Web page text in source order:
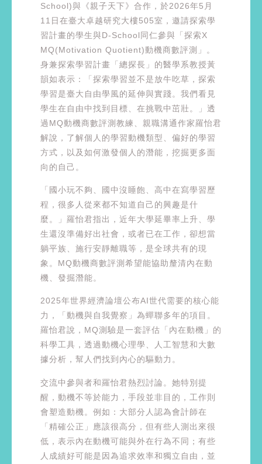
School)與《親子天下》合作，於2026年5月
11日在臺大卓越研究大樓505室，邀請探索學
習計畫的學生與D-School同仁參與「探索X
MQ(Motivation Quotient)動機商數評測」。
身兼探索學習計畫「總探長」的醫學系教授黃
韻如表示：「探索學習並不是放牛吃草，探索
學習是臺大自由學風的延伸與實踐。我們看見
學生在自由中找到目標、在挑戰中茁壯。」透
過MQ動機商數評測教練、親職溝通作家羅怡君
解說，了解個人的學習動機類型、偏好的學習
方式，以及如何激發個人的潛能，挖掘更多面
向的自己。
「國小玩不夠、國中沒睡飽、高中在寫學習歷
程，很多人從來都不知道自己的興趣是什
麼。」羅怡君指出，近年大學延畢率上升、學
生還沒準備好出社會，或者已在工作，卻想當
躺平族、施行安靜離職等，是全球共有的現
象。MQ動機商數評測希望能協助釐清內在動
機、發掘潛能。
2025年世界經濟論壇公布AI世代需要的核心能
力，「動機與自我覺察」為蟬聯多年的項目。
羅怡君說，MQ測驗是一套評估「內在動機」的
科學工具，透過動機心理學、人工智慧和大數
據分析，幫人們找到內心的驅動力。
交流中參與者和羅怡君熱烈討論。她特別提
醒，動機不等於能力，手段並非目的，工作則
會塑造動機。例如：大部分人認為會計師在
「精確公正」應該很高分，但有些人測出來很
低，表示內在動機可能與外在行為不同；有些
人成績好可能是因為追求效率和獨立自由，並